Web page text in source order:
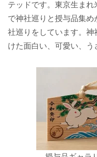
テッドです。東京生ま
で神社巡りと授与品集
社巡りをしています。
けた面白い、可愛い、う